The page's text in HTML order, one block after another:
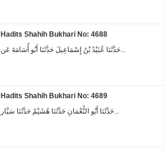
Hadits Shahih Bukhari No: 4688
حَدَّثَنَا عُبَيْدُ بْنُ إِسْمَاعِيلَ حَدَّثَنَا أَبُو أُسَامَةَ عَن...
Hadits Shahih Bukhari No: 4689
حَدَّثَنَا أَبُو النُّعْمَانِ حَدَّثَنَا هُشَيْمٌ حَدَّثَنَا سَيَّار...